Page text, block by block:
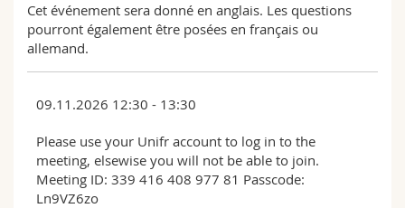
Cet événement sera donné en anglais. Les questions
pourront également être posées en français ou
allemand.
09.11.2026 12:30 - 13:30
Please use your Unifr account to log in to the
meeting, elsewise you will not be able to join.
Meeting ID: 339 416 408 977 81 Passcode:
Ln9VZ6zo